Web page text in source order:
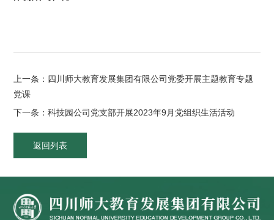
上一条：四川师大教育发展集团有限公司党委开展主题教育专题
党课
下一条：科技园公司党支部开展2023年9月党组织生活活动
返回列表